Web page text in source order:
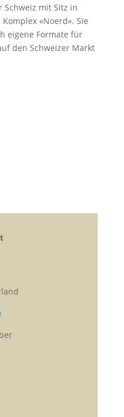
Schweiz mit Sitz in
«Noerd». Sie
eigene Formate für
den Schweizer Markt